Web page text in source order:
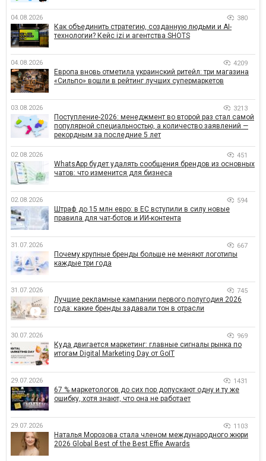
04.08.2026 380
Как объединить стратегию, созданную людьми и AI-
технологии? Кейс izi и агентства SHOTS
04.08.2026 4209
Европа вновь отметила украинский ритейл: три магазина
«Сильпо» вошли в рейтинг лучших супермаркетов
03.08.2026 3213
Поступление-2026: менеджмент во второй раз стал самой
популярной специальностью, а количество заявлений —
рекордным за последние 5 лет
02.08.2026 451
WhatsApp будет удалять сообщения брендов из основных
чатов: что изменится для бизнеса
02.08.2026 594
Штраф до 15 млн евро: в ЕС вступили в силу новые
правила для чат-ботов и ИИ-контента
31.07.2026 667
Почему крупные бренды больше не меняют логотипы
каждые три года
31.07.2026 745
Лучшие рекламные кампании первого полугодия 2026
года: какие бренды задавали тон в отрасли
30.07.2026 969
Куда двигается маркетинг: главные сигналы рынка по
итогам Digital Marketing Day от GoIT
29.07.2026 1431
67 % маркетологов до сих пор допускают одну и ту же
ошибку, хотя знают, что она не работает
29.07.2026 1103
Наталья Морозова стала членом международного жюри
2026 Global Best of the Best Effie Awards